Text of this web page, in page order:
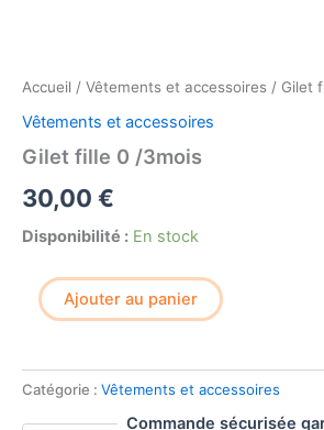
Accueil / Vêtements et accessoires / Gilet
Vêtements et accessoires
Gilet fille 0 /3mois
30,00 €
Disponibilité : En stock
quantité
de
0
/3mois
Ajouter au panier
Catégorie : Vêtements et accessoires
Commande sécurisée